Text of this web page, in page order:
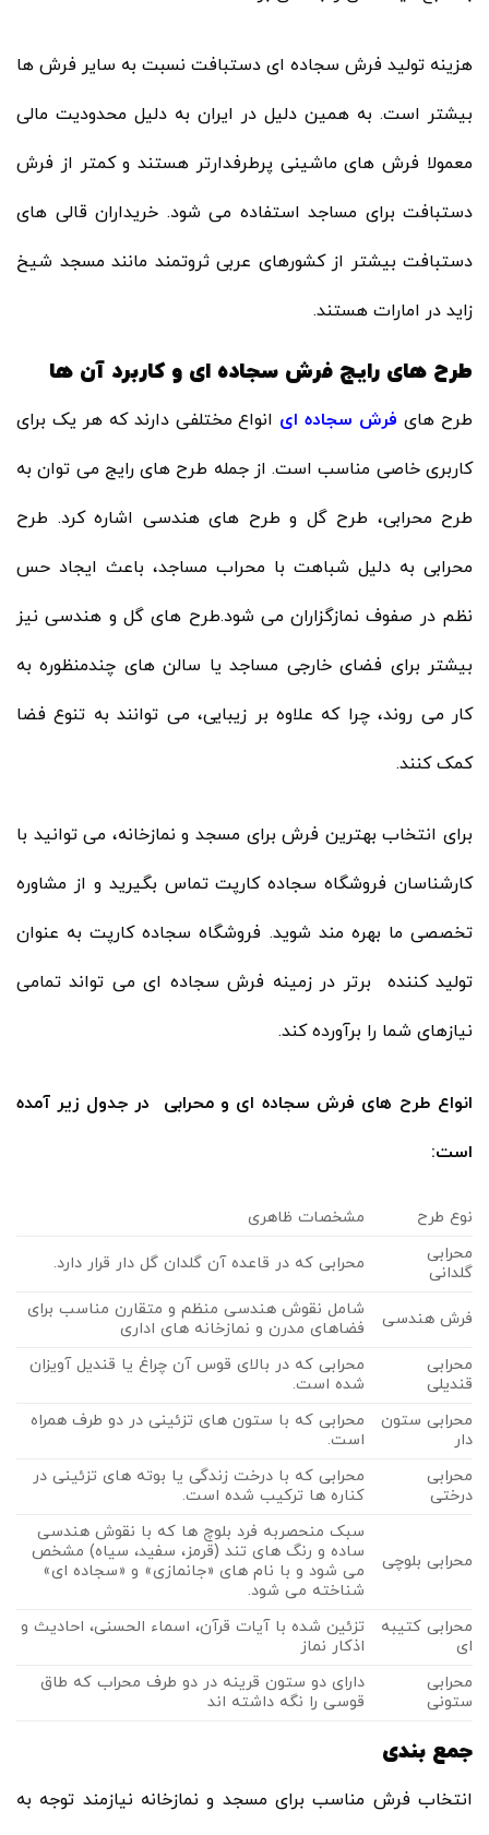
هزینه تولید فرش سجاده ای دستبافت نسبت به سایر فرش ها
بیشتر است. به همین دلیل در ایران به دلیل محدودیت مالی
معمولا فرش های ماشینی پرطرفدارتر هستند و کمتر از فرش
دستبافت برای مساجد استفاده می شود. خریداران قالی های
دستبافت بیشتر از کشورهای عربی ثروتمند مانند مسجد شیخ
زاید در امارات هستند.
طرح های رایج فرش سجاده ای و کاربرد آن ها
طرح هایفرش سجاده ای انواع مختلفی دارند که هر یک برای
کاربری خاصی مناسب است. از جمله طرح های رایج می توان به
طرح محرابی، طرح گل و طرح های هندسی اشاره کرد. طرح
محرابی به دلیل شباهت با محراب مساجد، باعث ایجاد حس
نظم در صفوف نمازگزاران می شود.طرح های گل و هندسی نیز
بیشتر برای فضای خارجی مساجد یا سالن های چندمنظوره به
کار می روند، چرا که علاوه بر زیبایی، می توانند به تنوع فضا
کمک کنند.
برای انتخاب بهترین فرش برای مسجد و نمازخانه، می توانید با
کارشناسان فروشگاه سجاده کارپت تماس بگیرید و از مشاوره
تخصصی ما بهره مند شوید. فروشگاه سجاده کارپت به عنوان
تولید کننده برتر در زمینه فرش سجاده ای می تواند تمامی
نیازهای شما را برآورده کند.
انواع طرح های فرش سجاده ای و محرابی در جدول زیر آمده
است:
نوع طرح
مشخصات ظاهری
محرابی
گلدانی
محرابی که در قاعده آن گلدان گل ‌دار قرار دارد.
فرش هندسی
شامل نقوش هندسی منظم و متقارن مناسب برای
فضاهای مدرن و نمازخانه‌ های اداری
محرابی
قندیلی
محرابی که در بالای قوس آن چراغ یا قندیل آویزان
شده است.
محرابی ستون
‌دار
محرابی که با ستون‌ های تزئینی در دو طرف همراه
است.
محرابی
درختی
محرابی که با درخت زندگی یا بوته ‌های تزئینی در
کناره‌ ها ترکیب شده است.
محرابی بلوچی
سبک منحصربه‌ فرد بلوچ‌ ها که با نقوش هندسی
ساده و رنگ ‌های تند (قرمز، سفید، سیاه) مشخص
می‌ شود و با نام‌ های «جانمازی» و «سجاده ‌ای»
شناخته می‌ شود.
محرابی کتیبه‌
ای
تزئین شده با آیات قرآن، اسماء الحسنی، احادیث و
اذکار نماز
محرابی
ستونی
دارای دو ستون قرینه در دو طرف محراب که طاق
قوسی را نگه داشته ‌اند
جمع بندی
انتخاب فرش مناسب برای مسجد و نمازخانه نیازمند توجه به